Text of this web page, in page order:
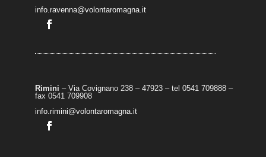
info.ravenna@volontaromagna.it
Rimini – Via Covignano 238 – 47923 – tel 0541 709888 –
fax 0541 709908
info.rimini@volontaromagna.it